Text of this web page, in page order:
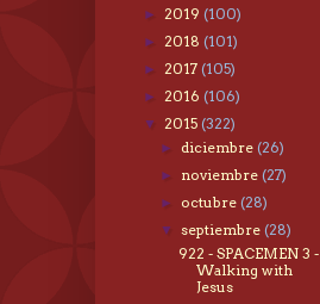
► 2019 (100)
► 2018 (101)
► 2017 (105)
► 2016 (106)
▼ 2015 (322)
► diciembre(26)
► noviembre(27)
► octubre(28)
▼septiembre(28)
922 - SPACEMEN 3 -
Walking with
Jesus